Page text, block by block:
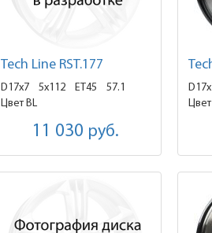
Tech Line RST.177
D17x7 5x112 ET45
57.1
Цвет BL
11 030 руб.
Цвет